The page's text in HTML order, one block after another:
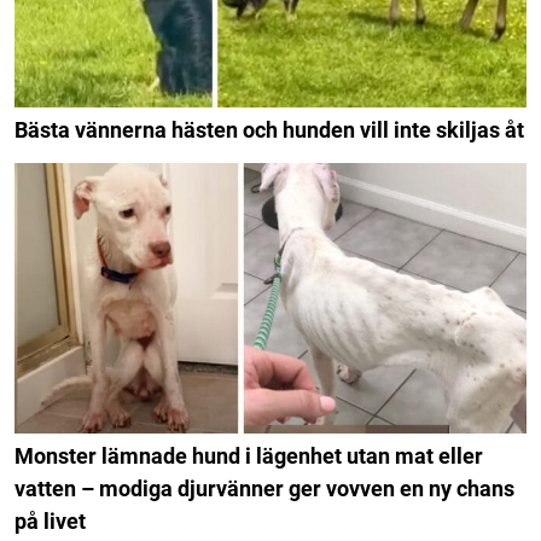
Bästa vännerna hästen och hunden vill inte skiljas åt
Monster lämnade hund i lägenhet utan mat eller
vatten – modiga djurvänner ger vovven en ny chans
på livet